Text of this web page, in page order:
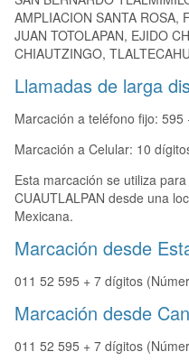
AMPLIACION SANTA ROSA,
JUAN TOTOLAPAN, EJIDO
CHIAUTZINGO,
Llamadas de larga
Marcación a teléfono fijo:
Marcación a Celular: 10
Esta marcación se utiliza
CUAUTLALPAN desde una
Mexicana.
Marcación desde
011 52 595 + 7 dígitos
Marcación desde
011 52 595 + 7 dígitos